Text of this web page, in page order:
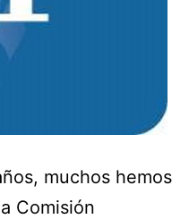
muchos hemos
Comisión